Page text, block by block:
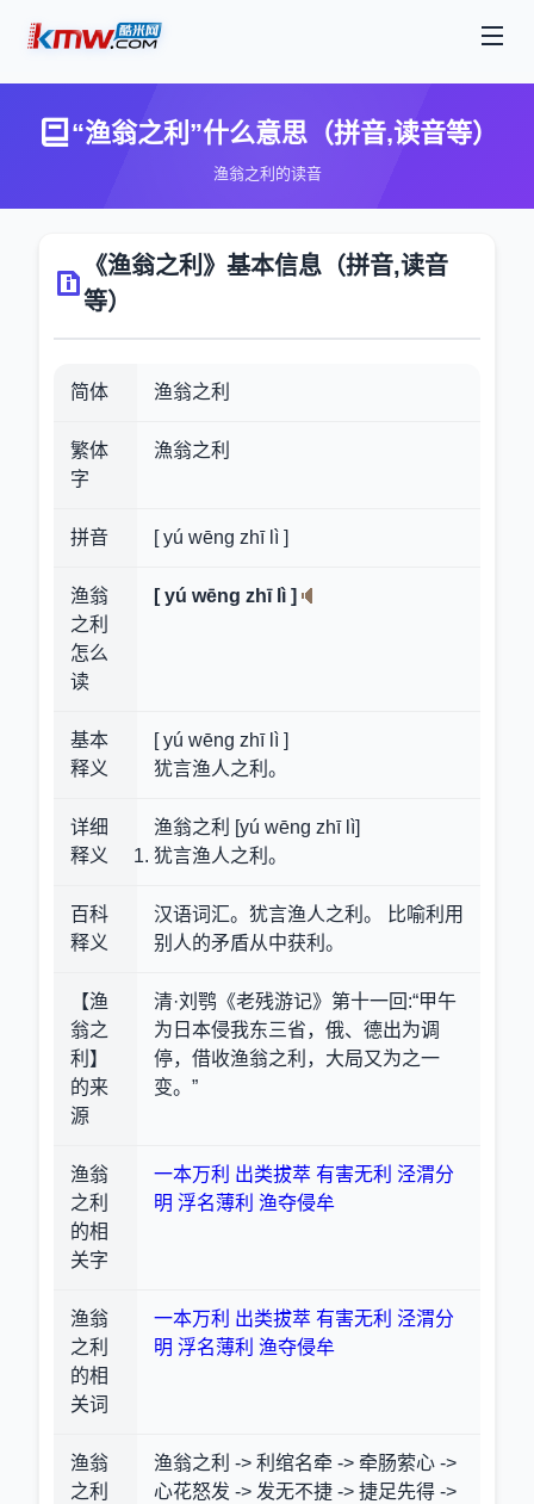
“渔翁之利”什么意思（拼音,读音等）
渔翁之利的读音
《渔翁之利》基本信息（拼音,读音
等）
简体 渔翁之利
繁体
字
漁翁之利
拼音 [ yú wēng zhī lì ]
渔翁
之利
怎么
读
[ yú wēng zhī lì ]
基本
释义
[ yú wēng zhī lì ]
犹言渔人之利。
详细
释义
渔翁之利 [yú wēng zhī lì]
犹言渔人之利。
百科
释义
汉语词汇。犹言渔人之利。 比喻利用
别人的矛盾从中获利。
【渔
翁之
利】
的来
源
清·刘鹗《老残游记》第十一回:“甲午
为日本侵我东三省，俄、德出为调
停，借收渔翁之利，大局又为之一
变。”
渔翁
之利
的相
关字
一本万利 出类拔萃 有害无利 泾渭分
明 浮名薄利 渔夺侵牟
渔翁
之利
的相
关词
一本万利 出类拔萃 有害无利 泾渭分
明 浮名薄利 渔夺侵牟
渔翁
之利
渔翁之利 -> 利绾名牵 -> 牵肠萦心 ->
心花怒发 -> 发无不捷 -> 捷足先得 ->